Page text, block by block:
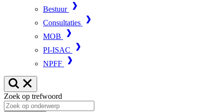
Bestuur
Consultaties
MOB
PI-ISAC
NPFF
Zoek op trefwoord